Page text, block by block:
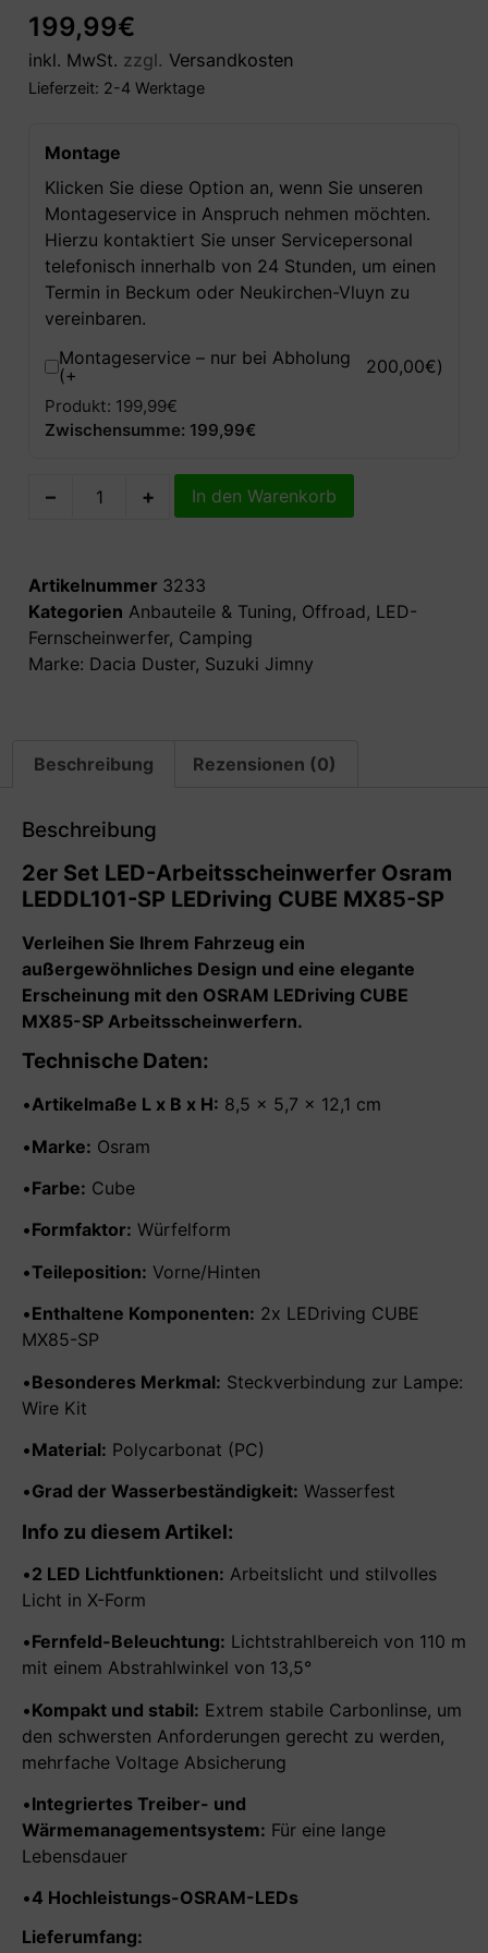
199,99€
inkl. MwSt. zzgl. Versandkosten
Lieferzeit: 2-4 Werktage
Montage
Klicken Sie diese Option an, wenn Sie unseren
Montageservice in Anspruch nehmen möchten.
Hierzu kontaktiert Sie unser Servicepersonal
telefonisch innerhalb von 24 Stunden, um einen
Termin in Beckum oder Neukirchen-Vluyn zu
vereinbaren.
Montageservice – nur bei Abholung
(+
200,00€)
Produkt: 199,99€
Zwischensumme: 199,99€
– + In den Warenkorb
Artikelnummer 3233
Kategorien Anbauteile & Tuning, Offroad, LED-
Fernscheinwerfer, Camping
Marke: Dacia Duster, Suzuki Jimny
Beschreibung Rezensionen (0)
Beschreibung
2er Set LED-Arbeitsscheinwerfer Osram
LEDDL101-SP LEDriving CUBE MX85-SP
Verleihen Sie Ihrem Fahrzeug ein
außergewöhnliches Design und eine elegante
Erscheinung mit den OSRAM LEDriving CUBE
MX85-SP Arbeitsscheinwerfern.
Technische Daten:
•Artikelmaße L x B x H: 8,5 x 5,7 x 12,1 cm
•Marke: Osram
•Farbe: Cube
•Formfaktor: Würfelform
•Teileposition: Vorne/Hinten
•Enthaltene Komponenten: 2x LEDriving CUBE
MX85-SP
•Besonderes Merkmal: Steckverbindung zur Lampe:
Wire Kit
•Material: Polycarbonat (PC)
•Grad der Wasserbeständigkeit: Wasserfest
Info zu diesem Artikel:
•2 LED Lichtfunktionen: Arbeitslicht und stilvolles
Licht in X-Form
•Fernfeld-Beleuchtung: Lichtstrahlbereich von 110 m
mit einem Abstrahlwinkel von 13,5°
•Kompakt und stabil: Extrem stabile Carbonlinse, um
den schwersten Anforderungen gerecht zu werden,
mehrfache Voltage Absicherung
•Integriertes Treiber- und
Wärmemanagementsystem: Für eine lange
Lebensdauer
•4 Hochleistungs-OSRAM-LEDs
Lieferumfang: